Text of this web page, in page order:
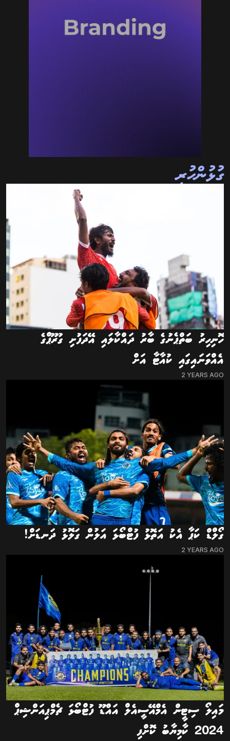
ގުޅުންހުރި
ހޮނިހިރު ބަތްޕެނުގެ ބާރު ދައްކާލައި އޭދަފުށި ގުރޫޕްގެ
އެއްވަނައިގައި ކުއާޓާ އަށް
2 YEARS AGO
ގޯލްޑް ކަޕާ އެކު އަތޮޅު ފުޓްބޯޅަ އަލުން ގަލޮޅު ދަނޑަށް!
2 YEARS AGO
މައިލޯ ސިޓީން އެމްއޭސީއެލް އައްޑޫ ފުޓްބޯޅަ ޗެމްޕިއަންޝިޕް
2024 ކާމިޔާބު ކޮށްފި